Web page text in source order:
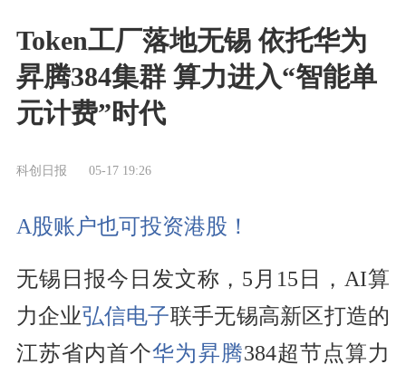
Token工厂落地无锡 依托华为
昇腾384集群 算力进入“智能单
元计费”时代
科创日报 05-17 19:26
A股账户也可投资港股！
无锡日报今日发文称，5月15日，AI算
力企业弘信电子联手无锡高新区打造的
江苏省内首个华为昇腾384超节点算力